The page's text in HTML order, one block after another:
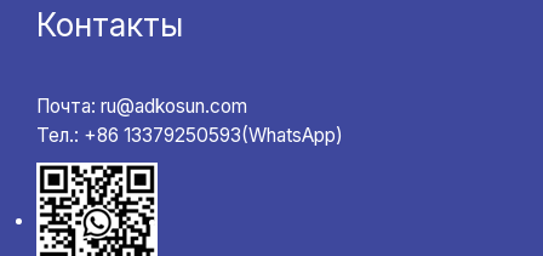
Контакты
Почта: ru@adkosun.com
Тел.: +86 13379250593(WhatsApp)